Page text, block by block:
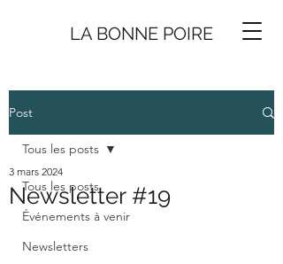
LA BONNE POIRE
Post
Tous les posts
Événements à venir
Newsletters
Tous les posts
Newsletter #19
3 mars 2024